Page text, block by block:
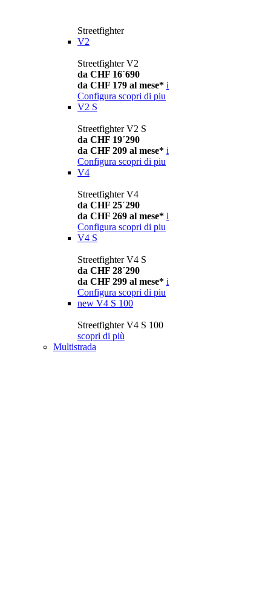
Streetfighter
V2
Streetfighter V2
da CHF 16´690
da CHF 179 al mese* i
Configura scopri di piu
V2 S
Streetfighter V2 S
da CHF 19´290
da CHF 209 al mese* i
Configura scopri di piu
V4
Streetfighter V4
da CHF 25´290
da CHF 269 al mese* i
Configura scopri di piu
V4 S
Streetfighter V4 S
da CHF 28´290
da CHF 299 al mese* i
Configura scopri di piu
new V4 S 100
Streetfighter V4 S 100
scopri di più
Multistrada